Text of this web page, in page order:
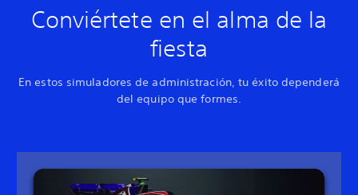
Conviértete en el alma de la
fiesta
En estos simuladores de administración, tu éxito dependerá
del equipo que formes.